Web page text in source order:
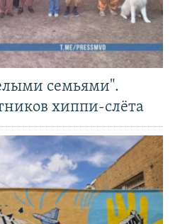
семьями".
хиппи-слёта